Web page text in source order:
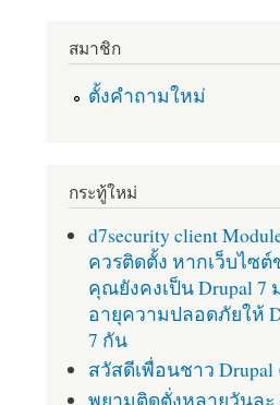
สมาชิก
ตั้งคำถามใหม่
กระทู้ใหม่
d7security client
ควรติดตั้ง หากเว็บไซต์
คุณยังคงเป็น Drupal 7
อายุความปลอดภัยให้
7 กัน
สวัสดีเพื่อนชาว Drupal
พยามติดตั่งหลายวันละ